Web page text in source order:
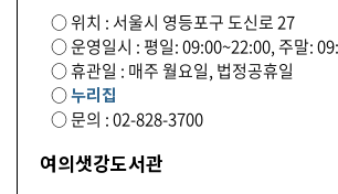
○ 위치 : 서울시 영등포구 도신로 27
○ 운영일시 : 평일: 09:00~22:00, 주말:
○ 휴관일 : 매주 월요일, 법정공휴일
○누리집
○ 문의 : 02-828-3700
여의샛강도서관